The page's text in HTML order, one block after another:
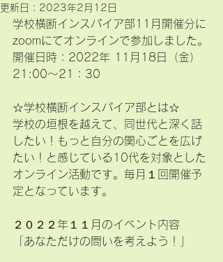
更新日： 2023年2月12日
学校横断インスパイア部11月開催分に
zoomにてオンラインで参加しました。
開催日時：2022年 11月18日（金）
21:00～21：30
☆学校横断インスパイア部とは☆
学校の垣根を越えて、同世代と深く話
したい！もっと自分の関心ごとを広げ
たい！と感じている10代を対象とした
オンライン活動です。毎月１回開催予
定となっています。
２０２２年１１月のイベント内容
「あなただけの問いを考えよう！」